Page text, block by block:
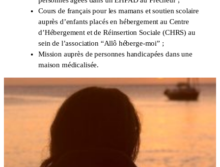
Cours de français pour les mamans et soutien scolaire
auprès d’enfants placés en hébergement au Centre
d’Hébergement et de Réinsertion Sociale (CHRS) au
sein de l’association “Allô héberge-moi” ;
Mission auprès de personnes handicapées dans une
maison médicalisée.